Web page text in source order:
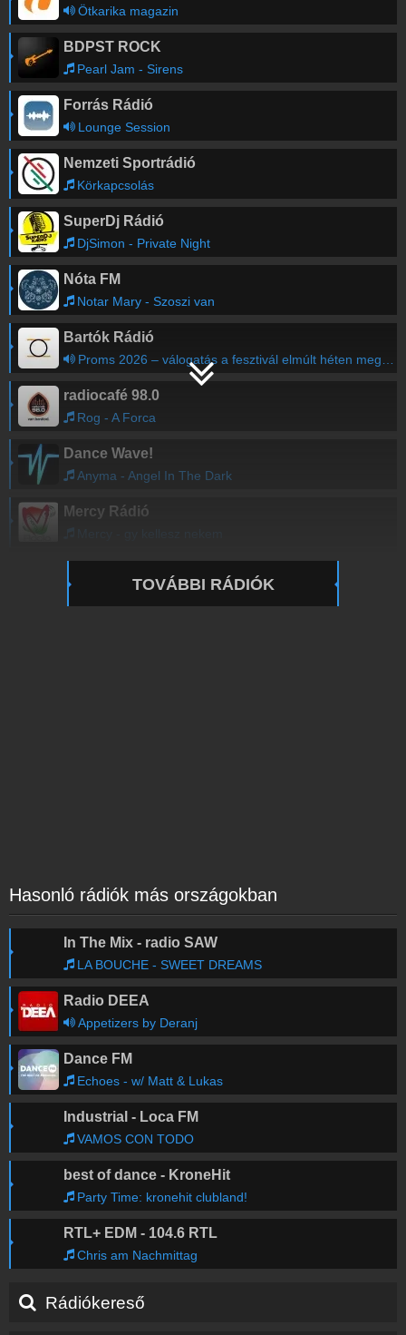
Ötkarika magazin
BDPST ROCK
Pearl Jam - Sirens
Forrás Rádió
Lounge Session
Nemzeti Sportrádió
Körkapcsolás
SuperDj Rádió
DjSimon - Private Night
Nóta FM
Notar Mary - Szoszi van
Bartók Rádió
Proms 2026 – válogatás a fesztivál elmúlt héten megrendezett hangversenyeinek programjából (VI/3. rész)
radiocafé 98.0
Rog - A Forca
Dance Wave!
Anyma - Angel In The Dark
Mercy Rádió
TOVÁBBI RÁDIÓK
Hasonló rádiók más országokban
In The Mix - radio SAW
LA BOUCHE - SWEET DREAMS
Radio DEEA
Appetizers by Deranj
Dance FM
Echoes - w/ Matt & Lukas
Industrial - Loca FM
VAMOS CON TODO
best of dance - KroneHit
Party Time: kronehit clubland!
RTL+ EDM - 104.6 RTL
Chris am Nachmittag
Rádiókereső